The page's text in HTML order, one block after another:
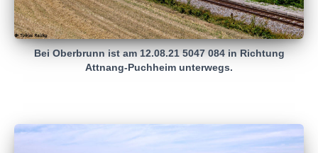
Bei Oberbrunn ist am 12.08.21 5047 084 in Richtung
Attnang-Puchheim unterwegs.